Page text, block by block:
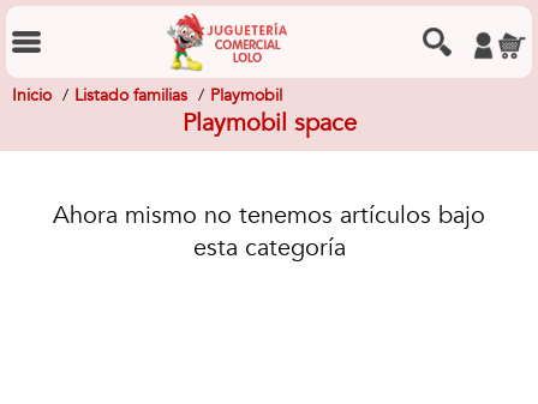
Inicio Listado familias Playmobil
Playmobil space
Ahora mismo no tenemos artículos bajo
esta categoría